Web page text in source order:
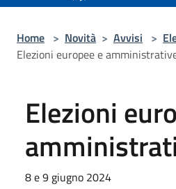
Home > Novità > Avvisi >
Elezioni europee e
Elezioni
8 e 9 giugno 2024